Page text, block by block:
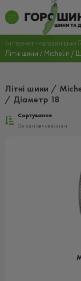
Інтернет-магазин шин
Літні шини / Michelin /
Літні шини /
/ Діаметр 18
Сортування